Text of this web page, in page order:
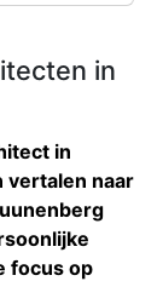
in
in
vertalen naar
focus op